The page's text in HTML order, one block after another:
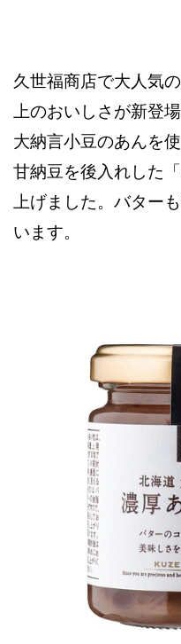
久世福商店で大人気
上のおいしさが新登
大納言小豆のあんを
甘納豆を後入れした
上げました。バター
います。